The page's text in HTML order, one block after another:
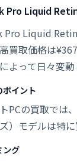
Pro Liquid
Pro Liquid
買取価格は
よって日々変
イント
PCの買取では
）モデルは特
ング